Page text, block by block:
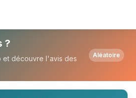
un bisou a tonton H ou
?
et découvre l'avis des
Aléatoire